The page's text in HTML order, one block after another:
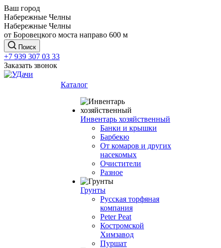
Ваш город
Набережные Челны
Набережные Челны
от Боровецкого моста направо 600 м
Поиск
+7 939 307 03 33
Заказать звонок
Каталог
Инвентарь хозяйственный
Банки и крышки
Барбекю
От комаров и других
насекомых
Очистители
Разное
Грунты
Русская торфяная
компания
Peter Peat
Костромской
Химзавод
Пуршат